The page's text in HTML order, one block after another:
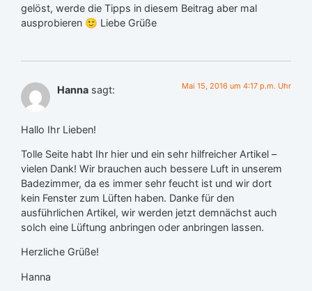
gelöst, werde die Tipps in diesem Beitrag aber mal
ausprobieren 🙂 Liebe Grüße
Hanna sagt: Mai 15, 2016 um 4:17 p.m. Uhr
Hallo Ihr Lieben!
Tolle Seite habt Ihr hier und ein sehr hilfreicher Artikel –
vielen Dank! Wir brauchen auch bessere Luft in unserem
Badezimmer, da es immer sehr feucht ist und wir dort
kein Fenster zum Lüften haben. Danke für den
ausführlichen Artikel, wir werden jetzt demnächst auch
solch eine Lüftung anbringen oder anbringen lassen.
Herzliche Grüße!
Hanna